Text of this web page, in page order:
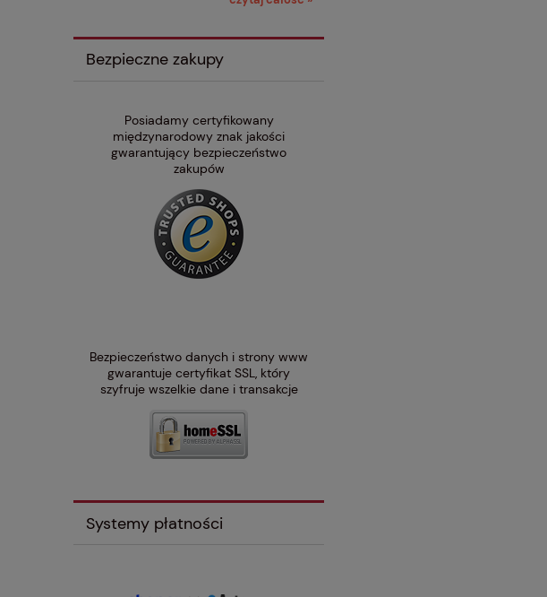
Bezpieczne zakupy
Posiadamy certyfikowany
międzynarodowy znak jakości
gwarantujący bezpieczeństwo
zakupów
Bezpieczeństwo danych i strony www
gwarantuje certyfikat SSL, który
szyfruje wszelkie dane i transakcje
Systemy płatności